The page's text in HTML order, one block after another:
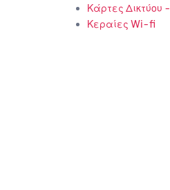
Κάρτες Δικτύου
Κεραίες Wi-fi